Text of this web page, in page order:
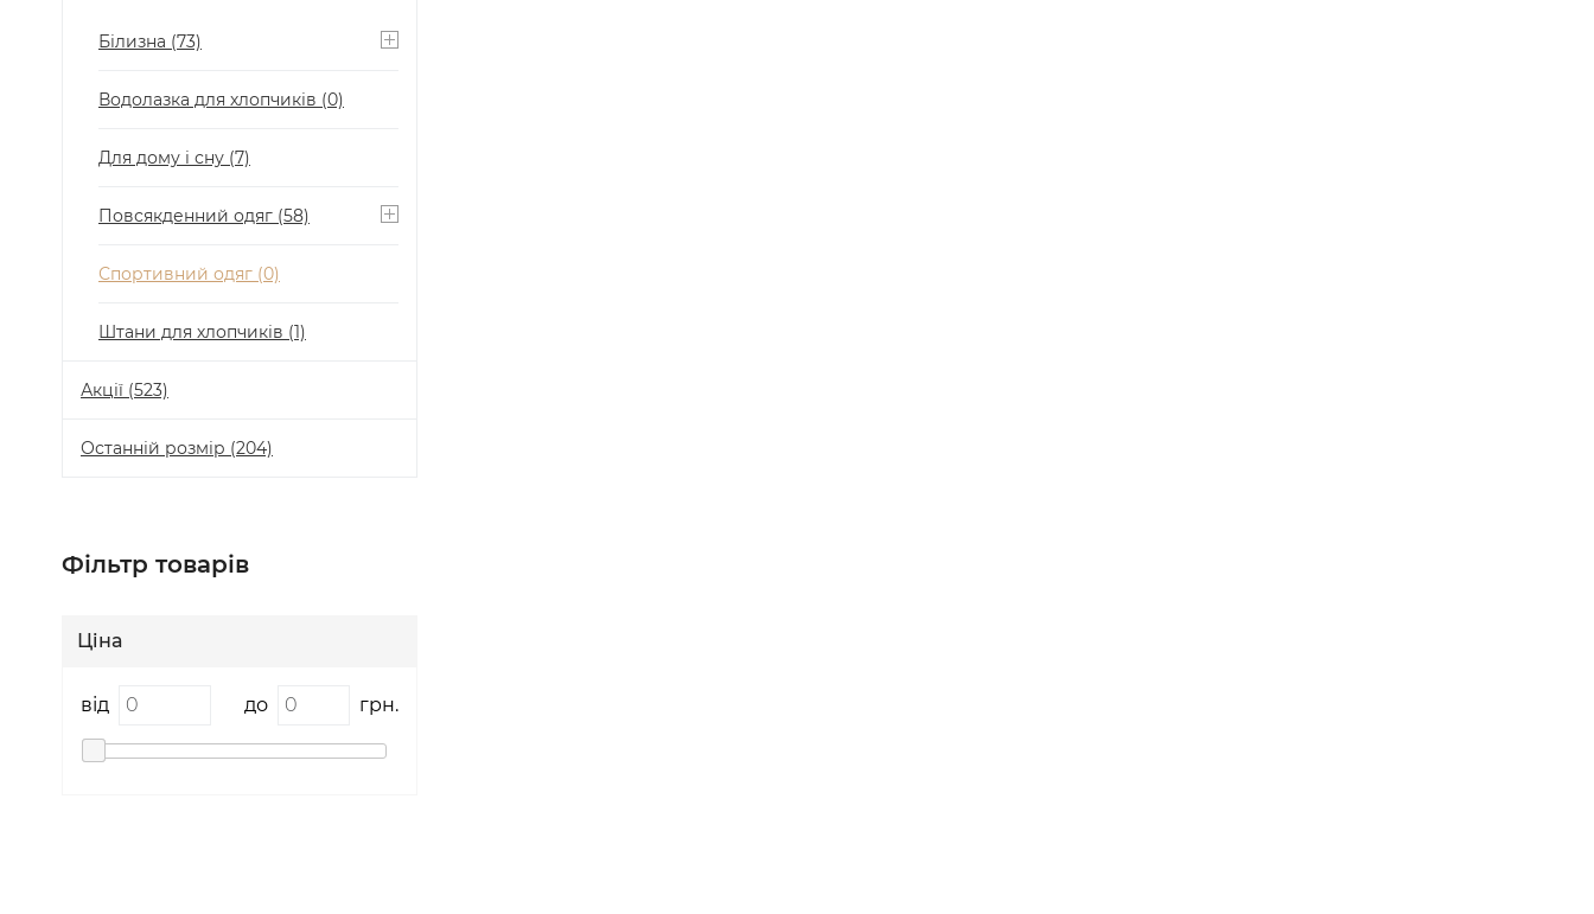
Білизна (73)
Водолазка для хлопчиків (0)
Для дому і сну (7)
Повсякденний одяг (58)
Спортивний одяг (0)
Штани для хлопчиків (1)
Акції (523)
Останній розмір (204)
Фільтр товарів
Ціна
від до грн.